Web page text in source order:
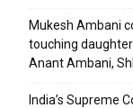
Mukesh Ambani
touching
Anant Ambani,
India’s Supreme